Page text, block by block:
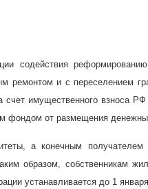
содействия
ремонтом и с переселением
имущественного взноса
фондом от размещения
а конечным получателем
образом, собственникам
устанавливается до 1 января